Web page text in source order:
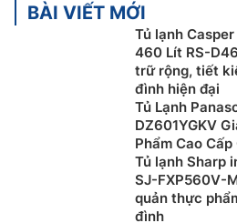
BÀI VIẾT MỚI
Tủ lạnh
460 Lít RS-
trữ rộng, tiết
đình hiện đại
Tủ Lạnh
DZ601YGKV
Phẩm Cao
Tủ lạnh Sharp
SJ-FXP560V-
quản thực
đình